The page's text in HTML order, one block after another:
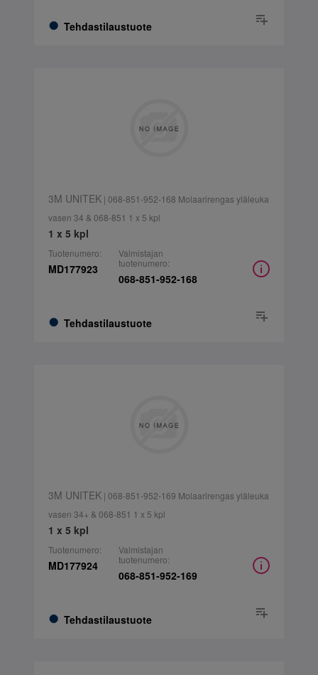
Tehdastilaustuote
3M UNITEK| 068-851-952-168 Molaarirengas yläleuka
vasen 34 & 068-851 1 x 5 kpl
1 x 5 kpl
Tuotenumero:
MD177923
Tehdastilaustuote
Valmistajan
tuotenumero:
068-851-952-168
3M UNITEK| 068-851-952-169 Molaarirengas yläleuka
vasen 34+ & 068-851 1 x 5 kpl
1 x 5 kpl
Tuotenumero:
MD177924
Tehdastilaustuote
Valmistajan
tuotenumero:
068-851-952-169